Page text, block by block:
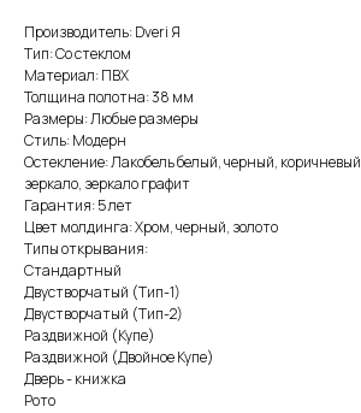
Производитель: Dveri Я
Тип: Со стеклом
Материал: ПВХ
Толщина полотна: 38 мм
Размеры: Любые размеры
Стиль: Модерн
Остекление: Лакобель белый, черный,
зеркало, зеркало графит
Гарантия: 5 лет
Цвет молдинга: Хром, черный, золото
Типы открывания:
Стандартный
Двустворчатый (Тип-1)
Двустворчатый (Тип-2)
Раздвижной (Купе)
Раздвижной (Двойное Купе)
Дверь - книжка
Рото